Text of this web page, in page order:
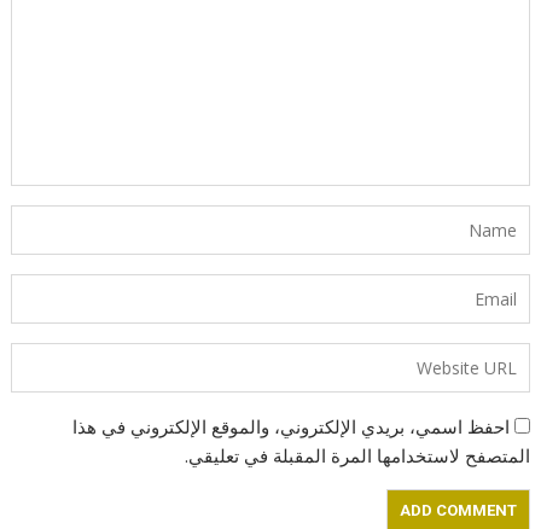
احفظ اسمي، بريدي الإلكتروني، والموقع الإلكتروني في هذا
المتصفح لاستخدامها المرة المقبلة في تعليقي.